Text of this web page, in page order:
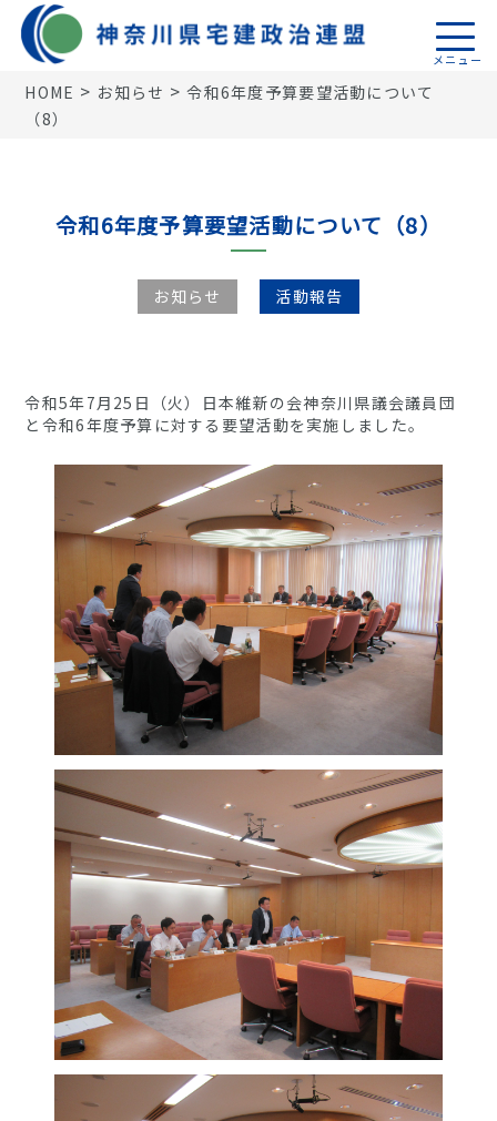
機関誌
18地区連盟
HOME > お知らせ >令和6年度予算要望活動について
（8）
令和6年度予算要望活動について（8）
お知らせ 活動報告
令和5年7月25日（火）日本維新の会神奈川県議会議員団
と令和6年度予算に対する要望活動を実施しました。